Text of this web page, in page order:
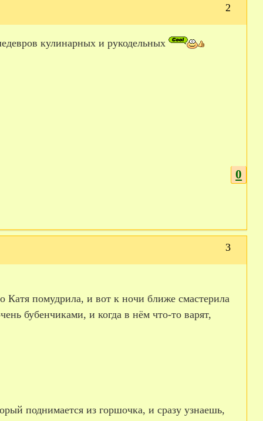
2
кулинарных и рукодельных
0
3
Катя помудрила, и вот к ночи ближе смастерила
бубенчиками, и когда в нём что-то варят,
поднимается из горшочка, и сразу узнаешь,